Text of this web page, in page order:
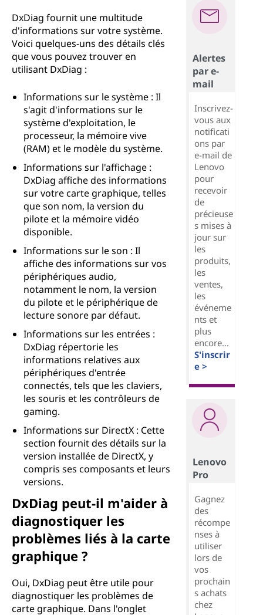
DxDiag fournit une multitude
d'informations sur votre système.
Voici quelques-uns des détails clés
que vous pouvez trouver en
utilisant DxDiag :
Informations sur le système : Il
s'agit d'informations sur le
système d'exploitation, le
processeur, la mémoire vive
(RAM) et le modèle du système.
Informations sur l'affichage :
DxDiag affiche des informations
sur votre carte graphique, telles
que son nom, la version du
pilote et la mémoire vidéo
disponible.
Informations sur le son : Il
affiche des informations sur vos
périphériques audio,
notamment le nom, la version
du pilote et le périphérique de
lecture sonore par défaut.
Informations sur les entrées :
DxDiag répertorie les
informations relatives aux
périphériques d'entrée
connectés, tels que les claviers,
les souris et les contrôleurs de
gaming.
Informations sur DirectX : Cette
section fournit des détails sur la
version installée de DirectX, y
compris ses composants et leurs
versions.
DxDiag peut-il m'aider à
diagnostiquer les
problèmes liés à la carte
graphique ?
Oui, DxDiag peut être utile pour
diagnostiquer les problèmes de
carte graphique. Dans l'onglet
Alertes
par e-
mail
Inscrivez-
vous aux
notificati
ons par
e-mail de
Lenovo
pour
recevoir
de
précieuse
s mises à
jour sur
les
produits,
les
ventes,
les
événeme
nts et
plus
encore...
S'inscrir
e >
Lenovo
Pro
Gagnez
des
récompe
nses à
utiliser
lors de
vos
prochain
s achats
chez